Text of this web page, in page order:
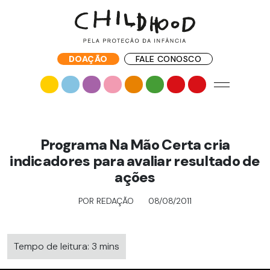
DOAÇÃO FALE CONOSCO
Programa Na Mão Certa cria
indicadores para avaliar resultado de
ações
POR REDAÇÃO 08/08/2011
Tempo de leitura: 3 mins